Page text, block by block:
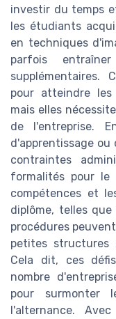
investir du temps
les étudiants
en techniques
parfois
supplémentaires.
pour atteindre les
mais elles
de l'entreprise.
d'apprentissage ou
contraintes
formalités pour le
compétences et
diplôme, telles
procédures
petites structures
Cela dit, ces
nombre
pour surmonter
l'alternance.